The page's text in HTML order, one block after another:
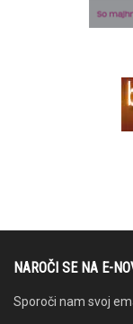
NAROČI SE NA E-
Sporoči nam svoj